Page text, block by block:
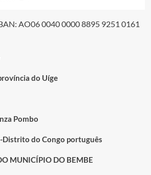
AO06 0040 0000 8895 9251 0161
do Uíge
Pombo
Distrito do Congo português
MUNICÍPIO DO BEMBE